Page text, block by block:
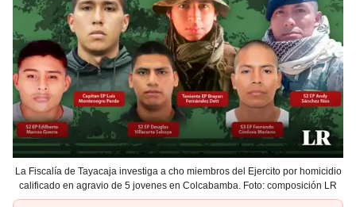
La Fiscalía de Tayacaja investiga a cho miembros del Ejercito por homicidio
calificado en agravio de 5 jovenes en Colcabamba. Foto: composición LR